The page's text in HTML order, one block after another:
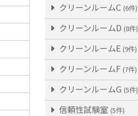
クリーンルームC (6件)
クリーンルームD (8件)
クリーンルームE (9件)
クリーンルームF (7件)
クリーンルームG (5件)
信頼性試験室 (5件)